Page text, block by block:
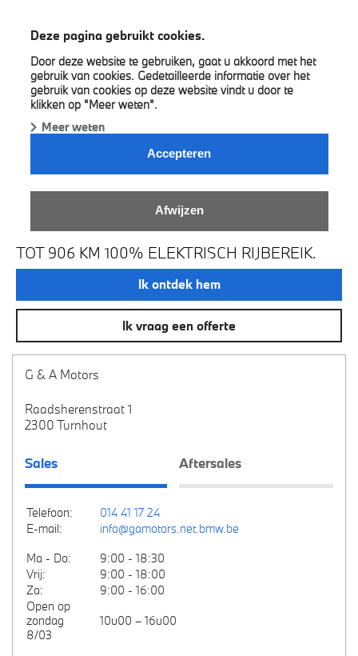
Deze pagina gebruikt cookies.
Door deze website te gebruiken, gaat u akkoord met het
gebruik van cookies. Gedetailleerde informatie over het
gebruik van cookies op deze website vindt u door te
klikken op "Meer weten".
Meer weten
Accepteren
Afwijzen
DE NIEUWE BMW I3 ALS
FIRST EDITION.
TOT 906 KM 100% ELEKTRISCH RIJBEREIK.
Ik ontdek hem
Ik vraag een offerte
G & A Motors
Raadsherenstraat 1
2300 Turnhout
Sales Aftersales
Telefoon:
014 41 17 24
E-mail:
info@gamotors.net.bmw.be
Ma - Do:
9:00 - 18:30
Vrij:
9:00 - 18:00
Za:
9:00 - 16:00
Open op
zondag
8/03
10u00 – 16u00